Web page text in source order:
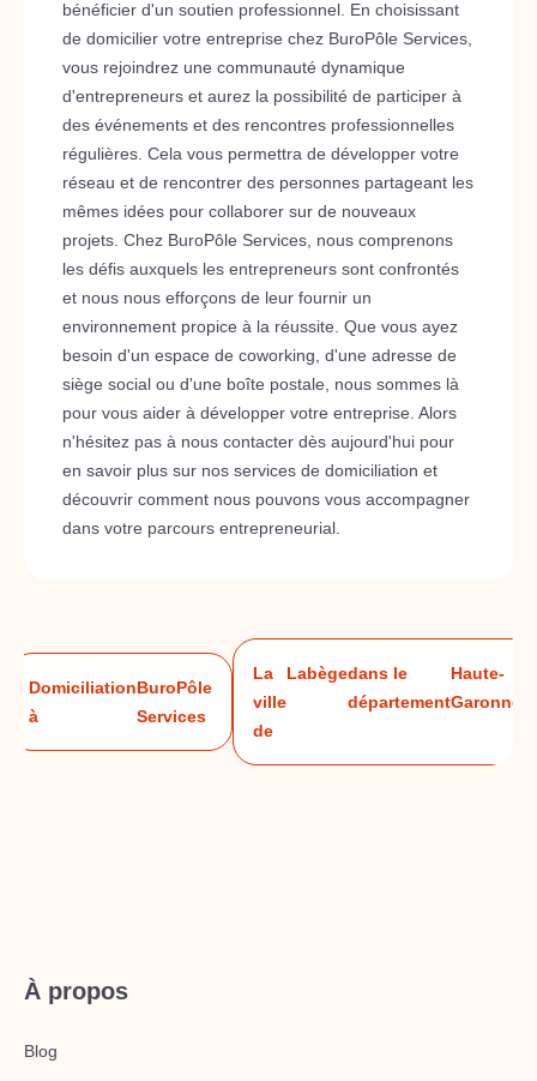
bénéficier d'un soutien professionnel. En choisissant
de domicilier votre entreprise chez BuroPôle Services,
vous rejoindrez une communauté dynamique
d'entrepreneurs et aurez la possibilité de participer à
des événements et des rencontres professionnelles
régulières. Cela vous permettra de développer votre
réseau et de rencontrer des personnes partageant les
mêmes idées pour collaborer sur de nouveaux
projets. Chez BuroPôle Services, nous comprenons
les défis auxquels les entrepreneurs sont confrontés
et nous nous efforçons de leur fournir un
environnement propice à la réussite. Que vous ayez
besoin d'un espace de coworking, d'une adresse de
siège social ou d'une boîte postale, nous sommes là
pour vous aider à développer votre entreprise. Alors
n'hésitez pas à nous contacter dès aujourd'hui pour
en savoir plus sur nos services de domiciliation et
découvrir comment nous pouvons vous accompagner
dans votre parcours entrepreneurial.
Domiciliation
à
BuroPôle
Services
La
ville
de
Labègedans le
département
Haute-
Garonne
À propos
Blog